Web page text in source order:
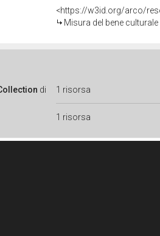
<https://w3id.org/arco/
Misura del bene
di 1 risorsa
1 risorsa